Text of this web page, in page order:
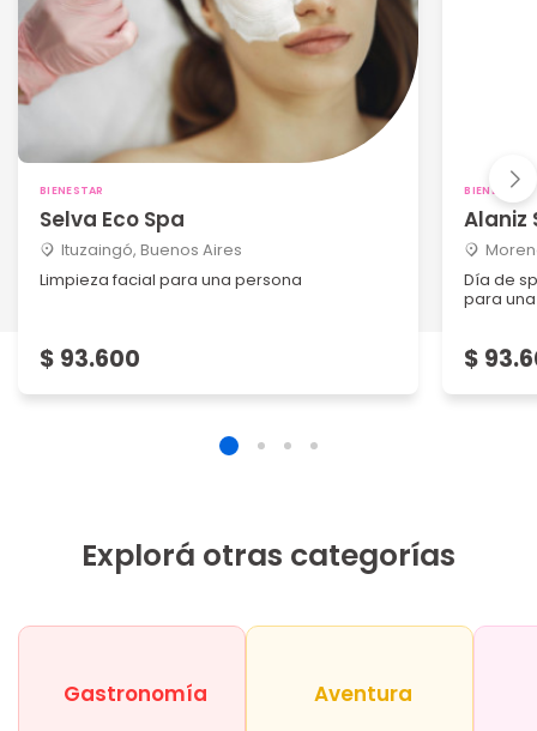
BIENESTAR
Selva Eco Spa
Ituzaingó, Buenos Aires
Limpieza facial para una persona
$ 93.600
BIENESTAR
Alaniz
Día de
para
$
Explorá otras categorías
Gastronomía Aventura